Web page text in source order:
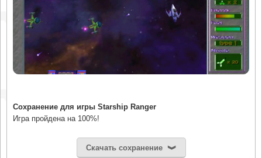
Сохранение для игры Starship Ranger
Игра пройдена на 100%!
Скачать сохранение